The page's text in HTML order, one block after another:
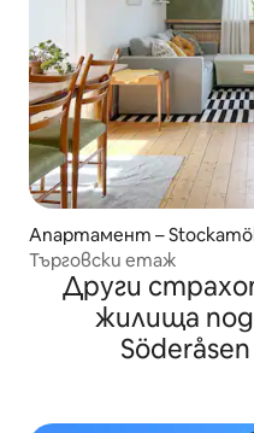
Апартамент –
Търговски етаж
Други
жилища